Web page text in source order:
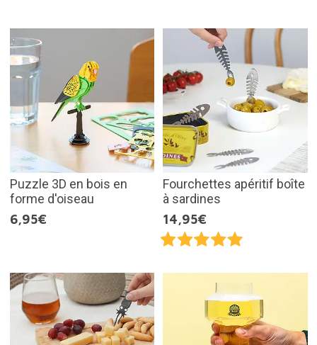
Puzzle 3D en bois en
forme d'oiseau
6,95€
Fourchettes apéritif boîte
à sardines
14,95€